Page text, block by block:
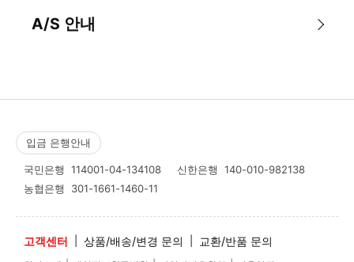
A/S 안내
입금 은행안내
국민은행 114001-04-134108 신한은행 140-010-982138
농협은행 301-1661-1460-11
고객센터 상품/배송/변경 문의 교환/반품 문의